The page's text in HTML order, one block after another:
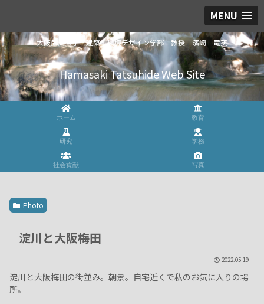
MENU
大阪産業大学 建築・環境デザイン学部 教授 濱崎 竜英
Hamasaki Tatsuhide Web Site
ホーム 教育
研究 学務
社会貢献 写真
Photo
淀川と大阪梅田
2022.05.19
淀川と大阪梅田の街並み。朝景。自宅近くで私のお気に入りの場
所。